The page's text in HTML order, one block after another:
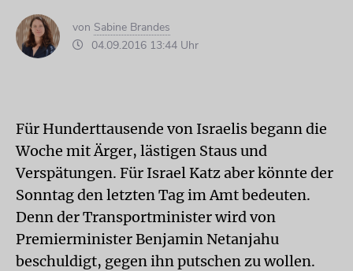
von Sabine Brandes
04.09.2016 13:44 Uhr
Für Hunderttausende von Israelis begann die
Woche mit Ärger, lästigen Staus und
Verspätungen. Für Israel Katz aber könnte der
Sonntag den letzten Tag im Amt bedeuten.
Denn der Transportminister wird von
Premierminister Benjamin Netanjahu
beschuldigt, gegen ihn putschen zu wollen.